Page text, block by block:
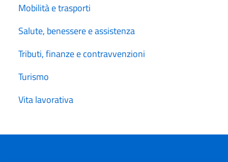
Mobilità e trasporti
Salute, benessere e assistenza
Tributi, finanze e contravvenzioni
Turismo
Vita lavorativa